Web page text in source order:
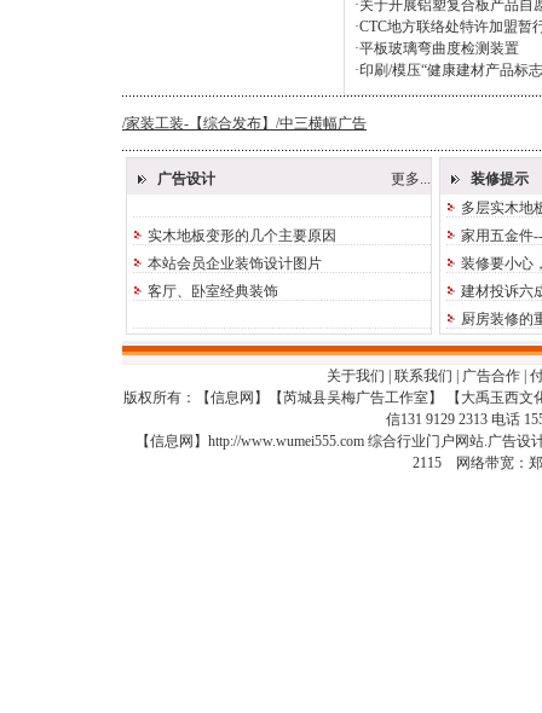
·关于开展铝塑复合板产品自
·CTC地方联络处特许加盟暂
·平板玻璃弯曲度检测装置
·印刷/模压“健康建材产品标
/家装工装-【综合发布】/中三横幅广告
广告设计 更多...
实木地板变形的几个主要原因
本站会员企业装饰设计图片
客厅、卧室经典装饰
装修提示
多层实木地
家用五金件
装修要小心
建材投诉六
厨房装修的
关于我们 联系我们 广告合作
版权所有：【信息网】【芮城县吴梅广告工作室】 【大禹玉西
信131 9129 2313 电话
【信息网】http://www.wumei555.com 综合行业门户网站.广告
2115 网络带宽：郑